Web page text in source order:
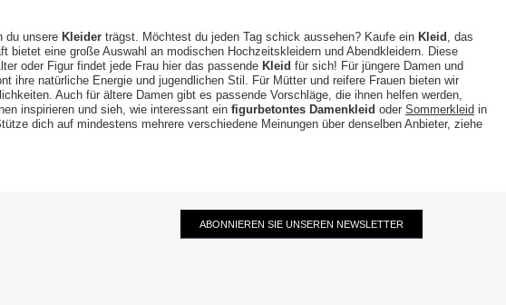
du unsere Kleider trägst. Möchtest du jeden Tag schick aussehen? Kaufe ein Kleid , das
bietet eine große Auswahl an modischen Hochzeitskleidern und Abendkleidern. Diese
oder Figur findet jede Frau hier das passende Kleid für sich! Für jüngere Damen und
ihre natürliche Energie und jugendlichen Stil. Für Mütter und reifere Frauen bieten wir
Auch für ältere Damen gibt es passende Vorschläge, die ihnen helfen werden,
inspirieren und sieh, wie interessant ein figurbetontes Damenkleid oder Sommerkleid in
dich auf mindestens mehrere verschiedene Meinungen über denselben Anbieter, ziehe
ABONNIEREN SIE UNSEREN NEWSLETTER